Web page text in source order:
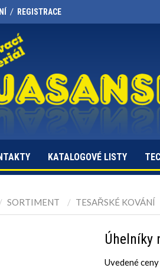
/ REGISTRACE
KATALOGOVÉ LISTY
SORTIMENT TESAŘSKÉ KOVÁNÍ
Úhelníky
Uvedené